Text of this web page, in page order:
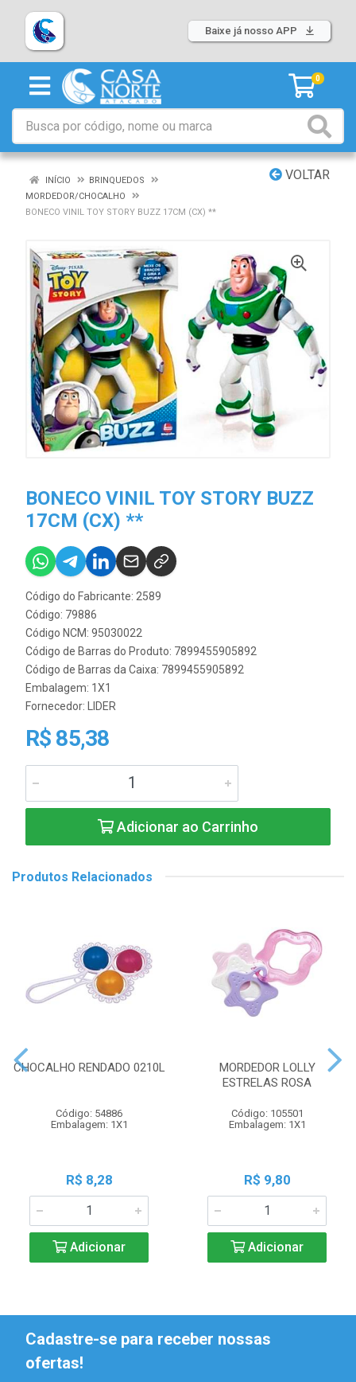
Baixe já nosso APP
0
VOLTAR
INÍCIO
BRINQUEDOS
MORDEDOR/CHOCALHO
BONECO VINIL TOY STORY BUZZ 17CM (CX) **
BONECO VINIL TOY STORY BUZZ
17CM (CX) **
Código do Fabricante: 2589
Código: 79886
Código NCM: 95030022
Código de Barras do Produto: 7899455905892
Código de Barras da Caixa: 7899455905892
Embalagem: 1X1
Fornecedor: LIDER
R$ 85,38
Adicionar ao Carrinho
Produtos Relacionados
CHOCALHO RENDADO 0210L
Código: 54886
Embalagem: 1X1
R$ 8,28
Adicionar
MORDEDOR LOLLY
ESTRELAS ROSA
Código: 105501
Embalagem: 1X1
R$ 9,80
Adicionar
Cadastre-se para receber nossas
ofertas!